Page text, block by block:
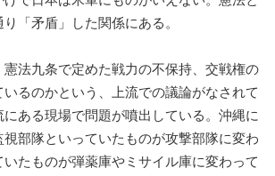
「矛盾」した関係にある。
法九条で定めた戦力の不保持、交戦権の
るのかという、上流での議論がなされて
ある現場で問題が噴出している。沖縄に
部隊といっていたものが攻撃部隊に変わ
いたものが弾薬庫やミサイル庫に変わって